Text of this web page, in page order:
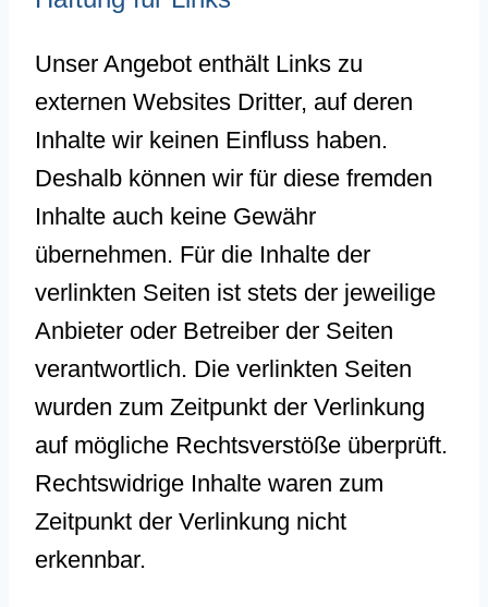
Unser Angebot enthält Links zu
externen Websites Dritter, auf deren
Inhalte wir keinen Einfluss haben.
Deshalb können wir für diese fremden
Inhalte auch keine Gewähr
übernehmen. Für die Inhalte der
verlinkten Seiten ist stets der jeweilige
Anbieter oder Betreiber der Seiten
verantwortlich. Die verlinkten Seiten
wurden zum Zeitpunkt der Verlinkung
auf mögliche Rechtsverstöße überprüft.
Rechtswidrige Inhalte waren zum
Zeitpunkt der Verlinkung nicht
erkennbar.